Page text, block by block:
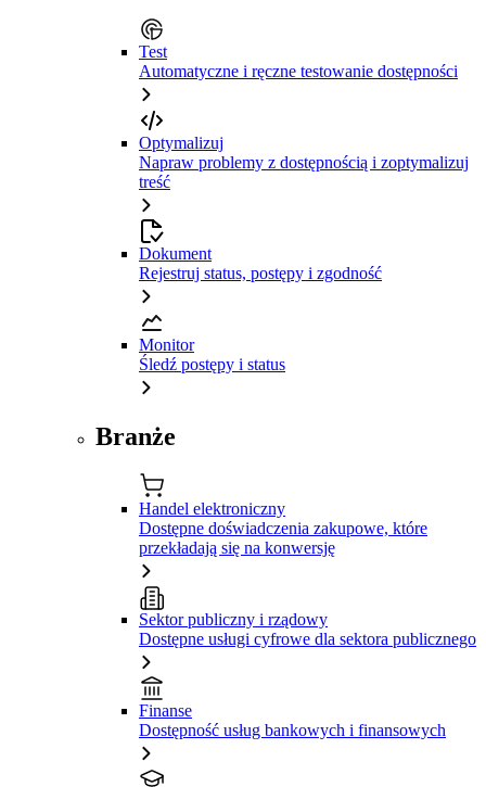
Test
Automatyczne i ręczne testowanie dostępności
Optymalizuj
Napraw problemy z dostępnością i zoptymalizuj
treść
Dokument
Rejestruj status, postępy i zgodność
Monitor
Śledź postępy i status
Branże
Handel elektroniczny
Dostępne doświadczenia zakupowe, które
przekładają się na konwersję
Sektor publiczny i rządowy
Dostępne usługi cyfrowe dla sektora publicznego
Finanse
Dostępność usług bankowych i finansowych